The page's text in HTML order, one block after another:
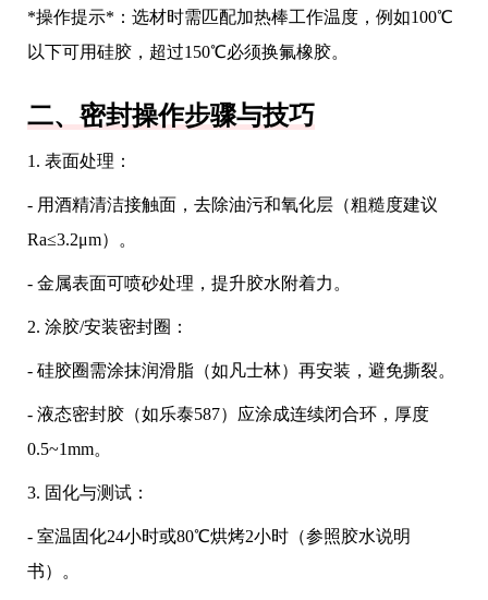
*操作提示*：选材时需匹配加热棒工作温度，例如100℃
以下可用硅胶，超过150℃必须换氟橡胶。
二、密封操作步骤与技巧
1. 表面处理：
- 用酒精清洁接触面，去除油污和氧化层（粗糙度建议
Ra≤3.2μm）。
- 金属表面可喷砂处理，提升胶水附着力。
2. 涂胶/安装密封圈：
- 硅胶圈需涂抹润滑脂（如凡士林）再安装，避免撕裂。
- 液态密封胶（如乐泰587）应涂成连续闭合环，厚度
0.5~1mm。
3. 固化与测试：
- 室温固化24小时或80℃烘烤2小时（参照胶水说明
书）。